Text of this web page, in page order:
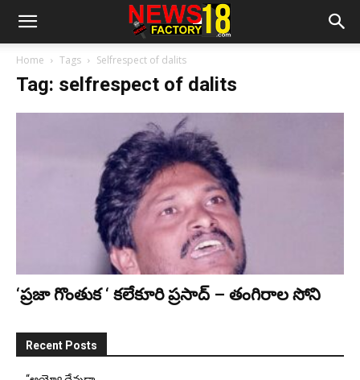
Home Tags Selfrespect of dalits
Tag: selfrespect of dalits
‘ప్రజా గొంతుక ‘ కలేకూరి ప్రసాద్ – తంగిరాల సోని
Recent Posts